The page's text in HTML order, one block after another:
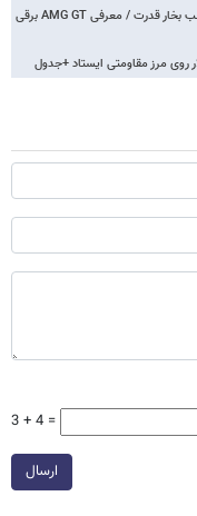
محصول متفاوت مرسدس بنز با بیش از ۱۰۰۰ اسب بخار قدرت / معرفی AMG GT برقی
3 + 4 =
ارسال